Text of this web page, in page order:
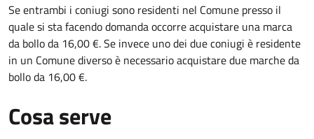
Se entrambi i coniugi sono residenti nel Comune presso il
quale si sta facendo domanda occorre acquistare una marca
da bollo da 16,00 €. Se invece uno dei due coniugi è residente
in un Comune diverso è necessario acquistare due marche da
bollo da 16,00 €.
Cosa serve